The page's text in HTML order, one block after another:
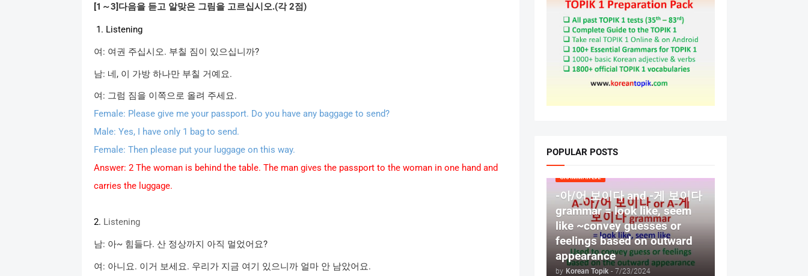
[1 ～3]다음을 듣고 알맞은 그림을 고르십시오.(각2점)
1. Listening
여: 여권 주십시오. 부칠 짐이 있으십니까?
남: 네, 이 가방 하나만 부칠 거예요.
여: 그럼 짐을 이쪽으로 올려 주세요.
Female: Please give me your passport. Do you have any baggage to send?
Male: Yes, I have only 1 bag to send.
Female: Then please put your luggage on this way.
Answer: 2 The woman is behind the table. The man gives the passport to the woman in one hand and
carries the luggage.
2. Listening
남: 아~ 힘들다. 산 정상까지 아직 멀었어요?
여: 아니요. 이거 보세요. 우리가 지금 여기 있으니까 얼마 안 남았어요.
POPULAR POSTS
GRAMMAR LV2
-아/어 보이다 and -게 보이다
grammar = look like, seem
like ~convey guesses or
feelings based on outward
appearance
by Korean Topik - 7/23/2024